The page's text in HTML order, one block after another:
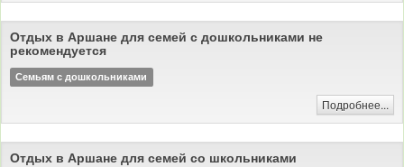
Отдых в Аршане для семей с дошкольниками не
рекомендуется
Семьям с дошкольниками
Подробнее...
Отдых в Аршане для семей со школьниками